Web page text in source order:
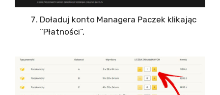
Doładuj konto Managera Paczek klikając
“Płatności”,